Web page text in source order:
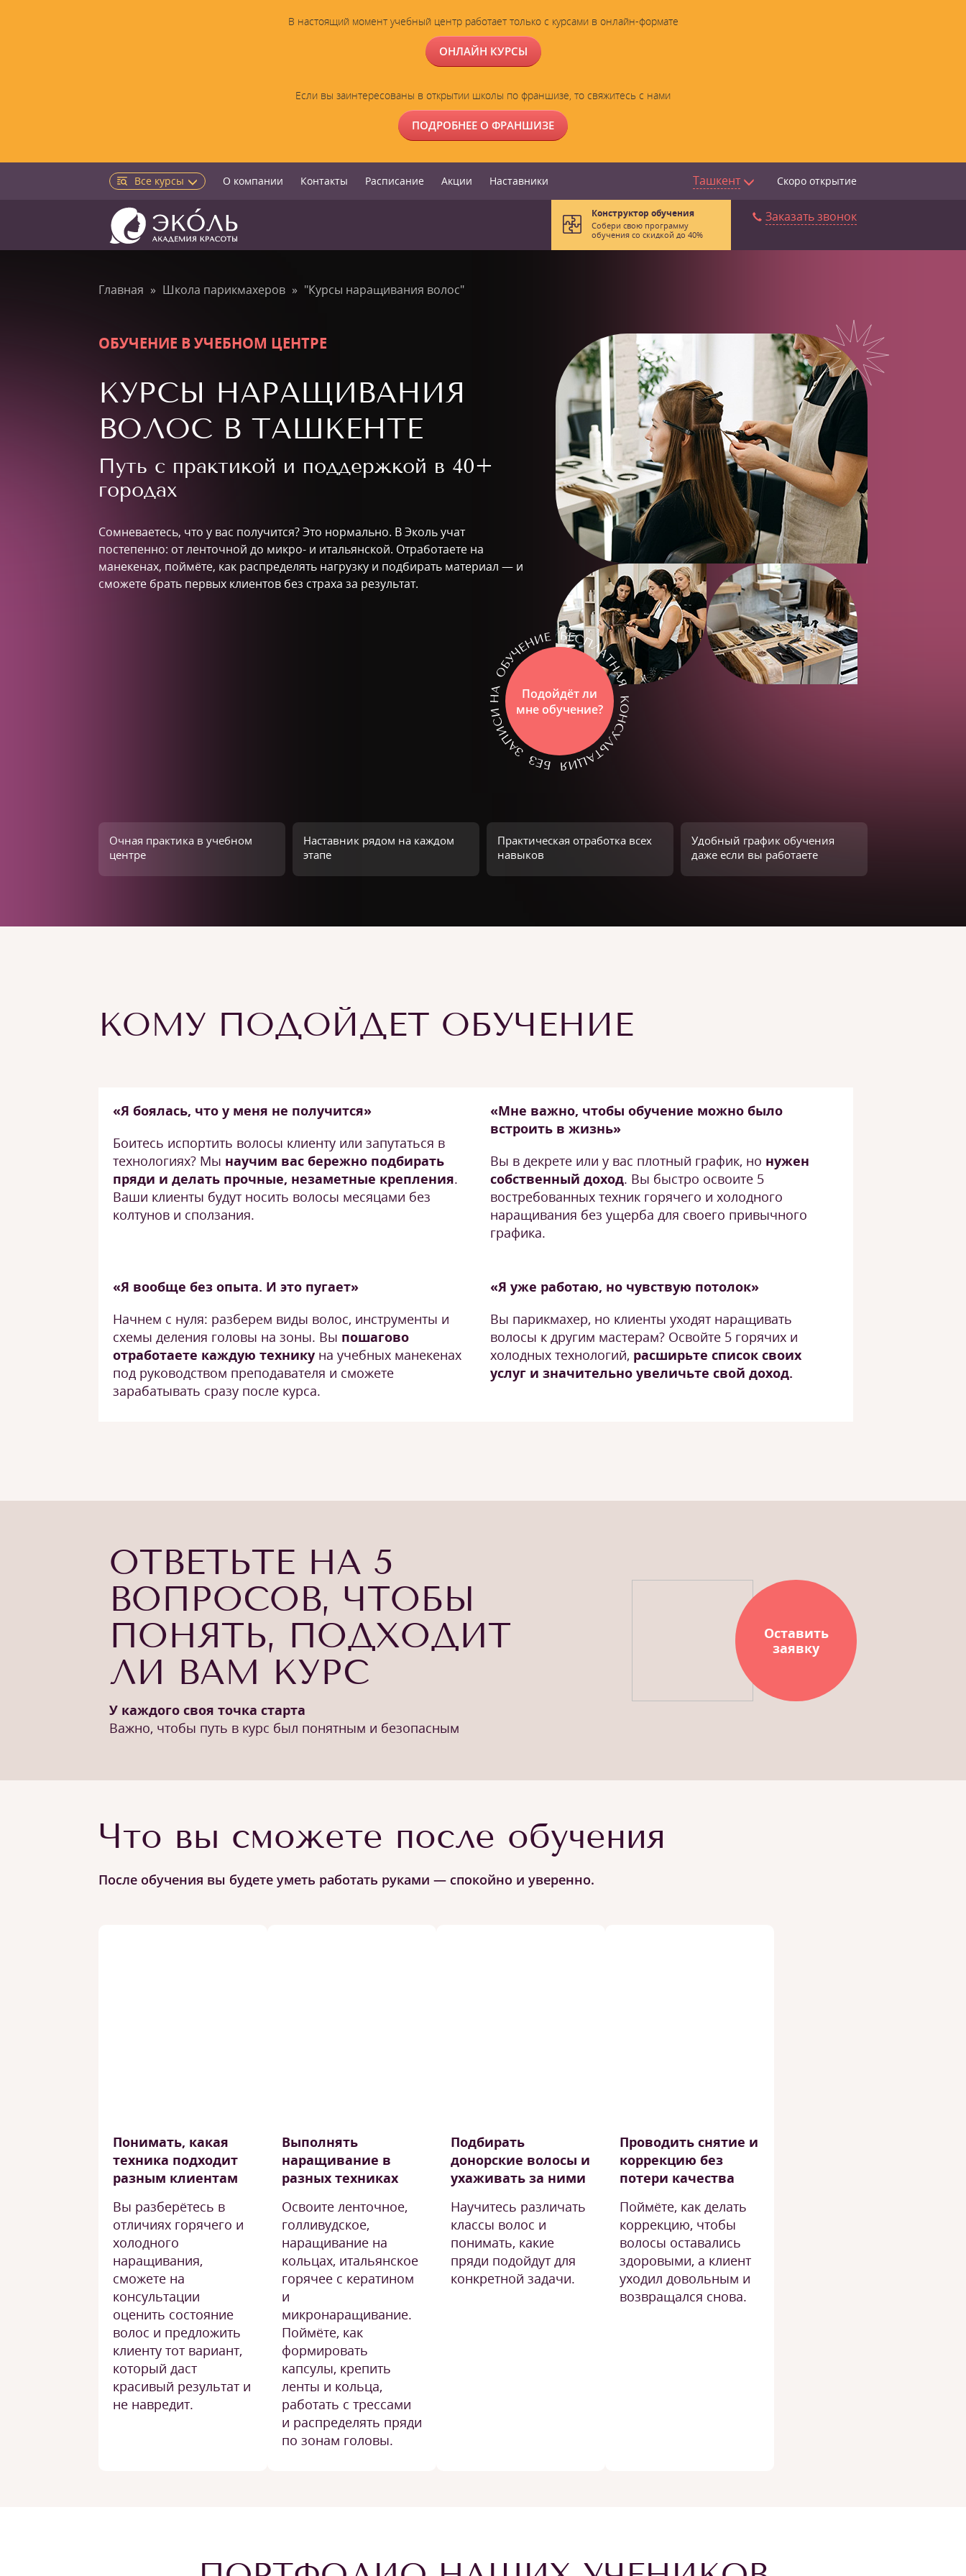
В настоящий момент учебный центр работает только с курсами в онлайн-формате
ОНЛАЙН КУРСЫ
Если вы заинтересованы в открытии школы по франшизе, то свяжитесь с нами
ПОДРОБНЕЕ О ФРАНШИЗЕ
Все курсы О компании Контакты Расписание Акции Наставники Ташкент Скоро открытие
Заказать звонок
Конструктор обучения
Собери свою программу
обучения со скидкой до 40%
Главная Школа парикмахеров "Курсы наращивания волос"
ОБУЧЕНИЕ В УЧЕБНОМ ЦЕНТРЕ
КУРСЫ НАРАЩИВАНИЯ
ВОЛОС В ТАШКЕНТЕ
Путь с практикой и поддержкой в 40+
городах
Сомневаетесь, что у вас получится? Это нормально. В Эколь учат
постепенно: от ленточной до микро- и итальянской. Отработаете на
манекенах, поймёте, как распределять нагрузку и подбирать материал — и
сможете брать первых клиентов без страха за результат.
Подойдёт ли
мне обучение?
Очная практика в учебном
центре
Наставник рядом на каждом
этапе
Практическая отработка всех
навыков
Удобный график обучения
даже если вы работаете
КОМУ ПОДОЙДЕТ ОБУЧЕНИЕ
«Я боялась, что у меня не получится»
Боитесь испортить волосы клиенту или запутаться в
технологиях? Мы научим вас бережно подбирать
пряди и делать прочные, незаметные крепления.
Ваши клиенты будут носить волосы месяцами без
колтунов и сползания.
«Мне важно, чтобы обучение можно было
встроить в жизнь»
Вы в декрете или у вас плотный график, но нужен
собственный доход. Вы быстро освоите 5
востребованных техник горячего и холодного
наращивания без ущерба для своего привычного
графика.
«Я вообще без опыта. И это пугает»
Начнем с нуля: разберем виды волос, инструменты и
схемы деления головы на зоны. Вы пошагово
отработаете каждую технику на учебных манекенах
под руководством преподавателя и сможете
зарабатывать сразу после курса.
«Я уже работаю, но чувствую потолок»
Вы парикмахер, но клиенты уходят наращивать
волосы к другим мастерам? Освойте 5 горячих и
холодных технологий, расширьте список своих
услуг и значительно увеличьте свой доход.
ОТВЕТЬТЕ НА 5
ВОПРОСОВ, ЧТОБЫ
ПОНЯТЬ, ПОДХОДИТ
ЛИ ВАМ КУРС
У каждого своя точка старта
Важно, чтобы путь в курс был понятным и безопасным
Оставить
заявку
Что вы сможете после обучения
После обучения вы будете уметь работать руками — спокойно и уверенно.
Понимать, какая
техника подходит
разным клиентам
Вы разберётесь в
отличиях горячего и
холодного
наращивания,
сможете на
консультации
оценить состояние
волос и предложить
клиенту тот вариант,
который даст
красивый результат и
не навредит.
Выполнять
наращивание в
разных техниках
Освоите ленточное,
голливудское,
наращивание на
кольцах, итальянское
горячее с кератином
и
микронаращивание.
Поймёте, как
формировать
капсулы, крепить
ленты и кольца,
работать с трессами
и распределять пряди
по зонам головы.
Подбирать
донорские волосы и
ухаживать за ними
Научитесь различать
классы волос и
понимать, какие
пряди подойдут для
конкретной задачи.
Проводить снятие и
коррекцию без
потери качества
Поймёте, как делать
коррекцию, чтобы
волосы оставались
здоровыми, а клиент
уходил довольным и
возвращался снова.